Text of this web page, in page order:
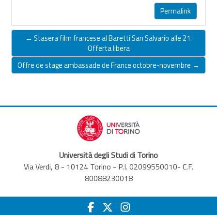
Permalink
← Stasera film francese al Baretti San Salvario alle 21.
Offerta libera
Offre de stage ambassade de France octobre-novembre →
Università degli Studi di Torino
Via Verdi, 8 - 10124 Torino - P.I. 02099550010- C.F.
80088230018